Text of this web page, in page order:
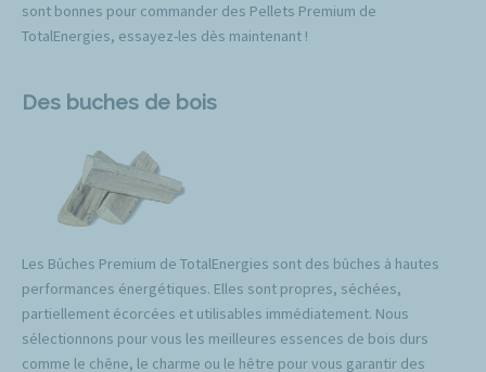
sont bonnes pour commander des Pellets Premium de
TotalEnergies, essayez-les dès maintenant !
Des buches de bois
Les Bûches Premium de TotalEnergies sont des bûches à hautes
performances énergétiques. Elles sont propres, séchées,
partiellement écorcées et utilisables immédiatement. Nous
sélectionnons pour vous les meilleures essences de bois durs
comme le chêne, le charme ou le hêtre pour vous garantir des